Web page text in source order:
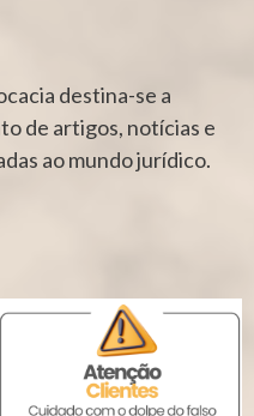
destina-se a
de artigos, notícias e
ao mundo jurídico.